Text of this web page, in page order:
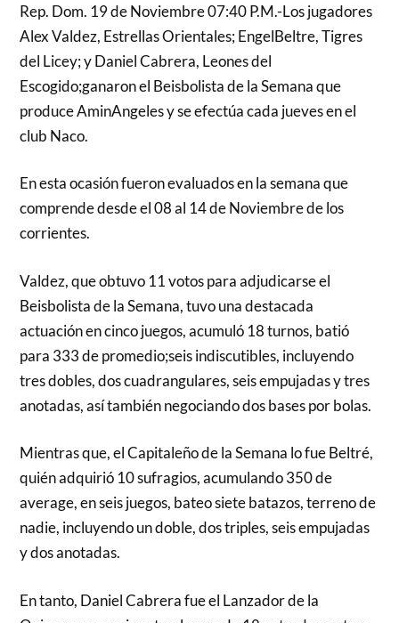
Rep. Dom. 19 de Noviembre 07:40 P.M.-Los jugadores
Alex Valdez, Estrellas Orientales; EngelBeltre, Tigres
del Licey; y Daniel Cabrera, Leones del
Escogido;ganaron el Beisbolista de la Semana que
produce AminAngeles y se efectúa cada jueves en el
club Naco.
En esta ocasión fueron evaluados en la semana que
comprende desde el 08 al 14 de Noviembre de los
corrientes.
Valdez, que obtuvo 11 votos para adjudicarse el
Beisbolista de la Semana, tuvo una destacada
actuación en cinco juegos, acumuló 18 turnos, batió
para 333 de promedio;seis indiscutibles, incluyendo
tres dobles, dos cuadrangulares, seis empujadas y tres
anotadas, así también negociando dos bases por bolas.
Mientras que, el Capitaleño de la Semana lo fue Beltré,
quién adquirió 10 sufragios, acumulando 350 de
average, en seis juegos, bateo siete batazos, terreno de
nadie, incluyendo un doble, dos triples, seis empujadas
y dos anotadas.
En tanto, Daniel Cabrera fue el Lanzador de la